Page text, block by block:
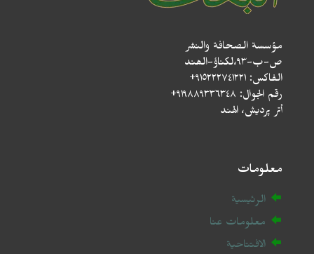
مؤسسة الصحافة والنشر
ص-ب-۹۳،لکناؤ-الھند
الفاكس: ٩١٥٢٢٢٧٤١٢٢١+
رقم الجوال: ٩١٩٨٨٩٣٣٦٣٤٨+
أتر پردیش، الهند
معلومات
الرئيسية
معلومات عنا
الافتتاحية